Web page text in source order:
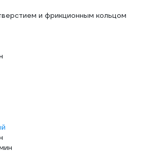
и фрикционным кольцом